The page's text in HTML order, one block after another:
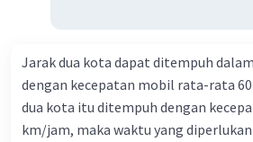
Jarak dua kota dapat ditempuh
dengan kecepatan mobil rata-rata
dua kota itu ditempuh dengan
km/jam, maka waktu yang diperlukan adalah